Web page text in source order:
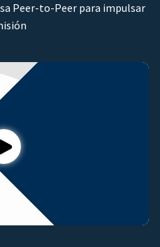
Peer-to-Peer para impulsar
Play